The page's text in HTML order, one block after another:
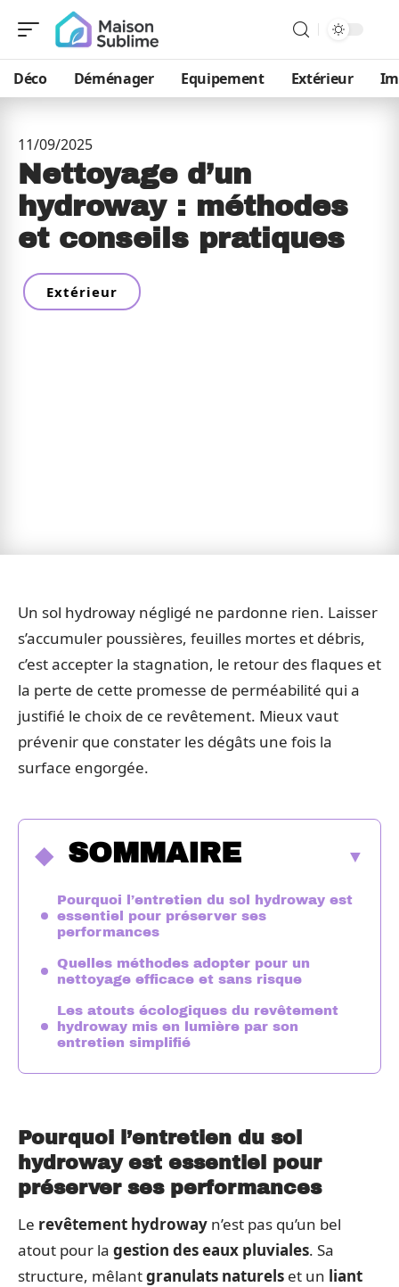
Déco Déménager Equipement Extérieur
11/09/2025
Nettoyage d’un
hydroway : méthodes
et conseils pratiques
Extérieur
Un sol hydroway négligé ne pardonne rien. Laisser
s’accumuler poussières, feuilles mortes et débris,
c’est accepter la stagnation, le retour des flaques et
la perte de cette promesse de perméabilité qui a
justifié le choix de ce revêtement. Mieux vaut
prévenir que constater les dégâts une fois la
surface engorgée.
SOMMAIRE
Pourquoi l’entretien du sol hydroway est
essentiel pour préserver ses
performances
Quelles méthodes adopter pour un
nettoyage efficace et sans risque
Les atouts écologiques du revêtement
hydroway mis en lumière par son
entretien simplifié
Pourquoi l’entretien du sol
hydroway est essentiel pour
préserver ses performances
Le revêtement hydroway n’est pas qu’un bel
atout pour la gestion des eaux pluviales. Sa
structure, mêlantgranulats naturels et un liant